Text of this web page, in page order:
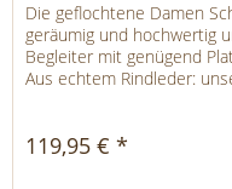
Die geflochtene Damen
geräumig und hochwertig
Begleiter mit genügend
Aus echtem Rindleder:
119,95 € *